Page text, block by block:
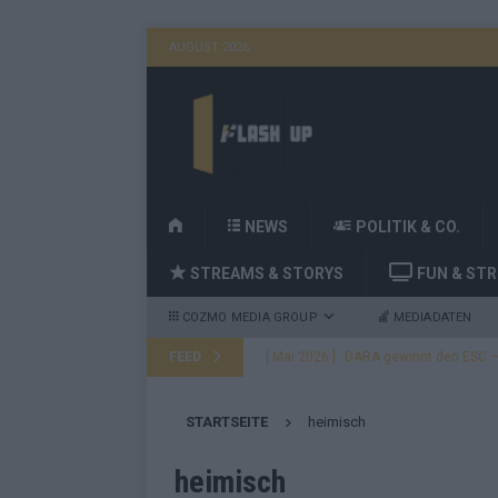
AUGUST 2026
H
M
E
NEWS POLITIK & CO.
STREAMS & STORYS FUN &
COZMO MEDIA GROUP MEDIADATEN
FEED [ Mai 2026 ] DARA gewinnt den
[ Mai 2026 ]
STARTSEITE heimisch
heimisch